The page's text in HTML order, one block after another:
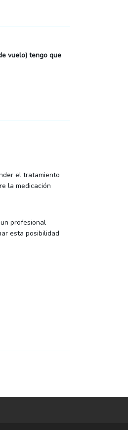
vuelo) tengo que
el tratamiento
la medicación
profesional
esta posibilidad